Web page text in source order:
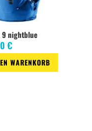
9 nightblue
€
WARENKORB